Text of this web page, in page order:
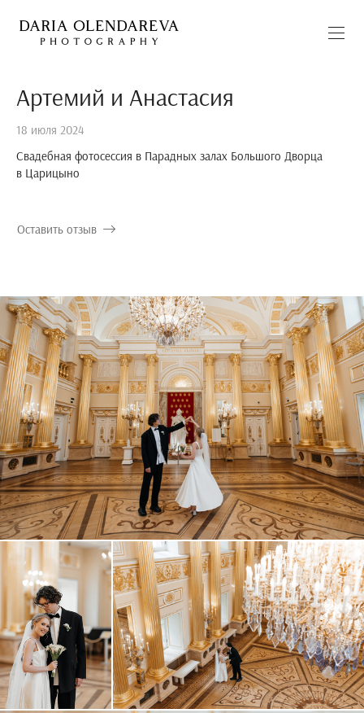
Артемий и Анастасия
18 июля 2024
Свадебная фотосессия в Парадных залах Большого Дворца
в Царицыно
Оставить отзыв